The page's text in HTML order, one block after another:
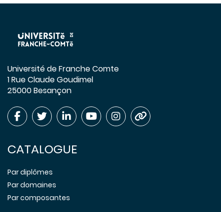
Université de Franche Comte
1 Rue Claude Goudimel
25000 Besançon
CATALOGUE
Par diplômes
Par domaines
Par composantes